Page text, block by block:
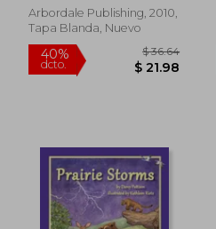
Arbordale Publishing, 2010,
Tapa Blanda, Nuevo